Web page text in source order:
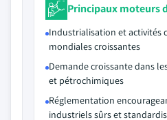
Principaux moteurs
Industrialisation et activités
mondiales croissantes
Demande croissante dans
et pétrochimiques
Réglementation
industriels sûrs et